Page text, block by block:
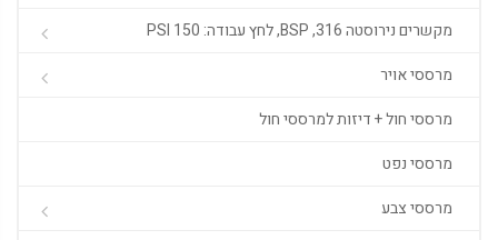
מקשרים נירוסטה 316, BSP, לחץ עבודה: 150 PSI
מרססי אויר
מרססי חול + דיזות למרססי חול
מרססי נפט
מרססי צבע